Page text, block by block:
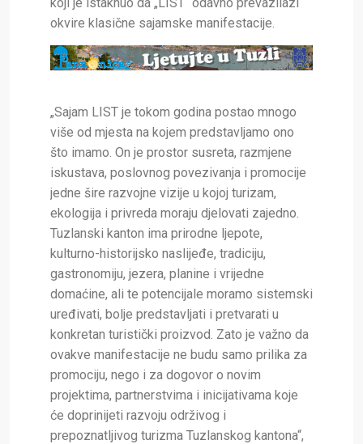
koji je istaknuo da „LIST“ odavno prevazilazi
okvire klasične sajamske manifestacije.
„Sajam LIST je tokom godina postao mnogo
više od mjesta na kojem predstavljamo ono
što imamo. On je prostor susreta, razmjene
iskustava, poslovnog povezivanja i promocije
jedne šire razvojne vizije u kojoj turizam,
ekologija i privreda moraju djelovati zajedno.
Tuzlanski kanton ima prirodne ljepote,
kulturno-historijsko naslijeđe, tradiciju,
gastronomiju, jezera, planine i vrijedne
domaćine, ali te potencijale moramo sistemski
uređivati, bolje predstavljati i pretvarati u
konkretan turistički proizvod. Zato je važno da
ovakve manifestacije ne budu samo prilika za
promociju, nego i za dogovor o novim
projektima, partnerstvima i inicijativama koje
će doprinijeti razvoju održivog i
prepoznatljivog turizma Tuzlanskog kantona“,